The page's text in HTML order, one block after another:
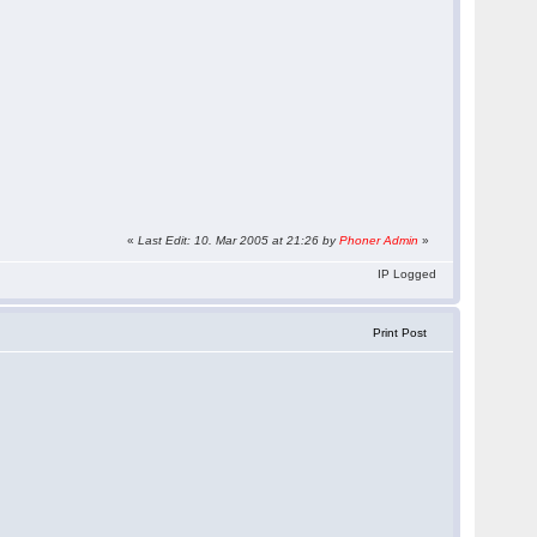
«Last Edit: 10. Mar 2005 at 21:26 byPhoner Admin »
IP Logged
Print Post